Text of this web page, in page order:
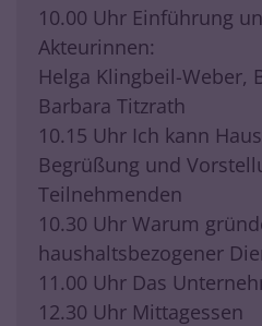
10.00 Uhr Einführung
Akteurinnen:
Helga Klingbeil-Weber,
Barbara Titzrath
10.15 Uhr Ich kann
Begrüßung und
Teilnehmenden
10.30 Uhr Warum
haushaltsbezogener
11.00 Uhr Das
12.30 Uhr Mittagessen